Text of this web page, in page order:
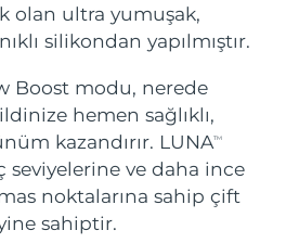
olan ultra yumuşak,
silikondan yapılmıştır.
Boost modu, nerede
hemen sağlıklı,
kazandırır. LUNATM
seviyelerine ve daha ince
noktalarına sahip çift
sahiptir.
4 Plus
4 Men
anti-aging massage
2 go
2 eyes & lips
line smoothing device
3 seti
hydration
3 LED
and red light therapy
Ağız bakımı
sonic toothbrush
4 plus
silicone sonic toothbrush
KARŞITI BAKIM
LED bakım
Tahmini teslim tarihi
Tahmini teslim tarihi
Tahmini teslim tarihi8/12/26
Tahmini teslim tarihi